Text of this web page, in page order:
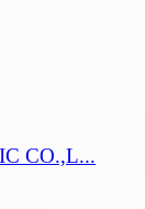
CO.,L...